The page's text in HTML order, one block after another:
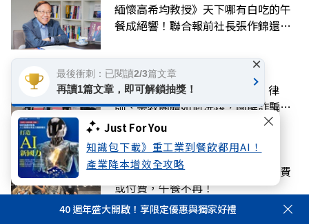
Just For You
知識包下載》重工業到餐飲都用AI！
產業降本增效全攻略
緬懷高希均教授》天下哪有白吃的午
餐成絕響！聯合報前社長張作錦還原
話題
陳昱瑄聯手掮客詐慈濟10.6億！律
師、宗教團體如何洗錢？圖解詐騙關
係網
話題
【黃效文專欄】憶高希均教授：免費
或付費，午餐不再！
40 週年盛大開啟！享限定優惠與獨家好禮
最後衝刺：已閱讀2/3篇文章
再讀1篇文章，即可解鎖抽獎！
×